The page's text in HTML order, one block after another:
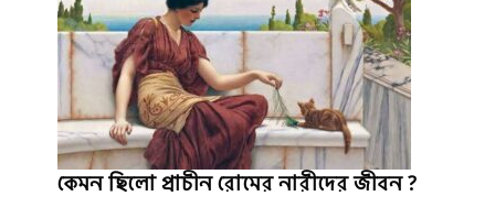
কেমন ছিলো প্রাচীন রোমের নারীদের জীবন ?